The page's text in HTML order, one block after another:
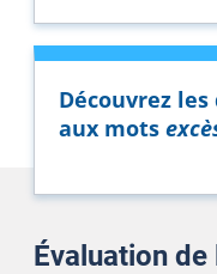
Découvrez
aux mots
Évaluation